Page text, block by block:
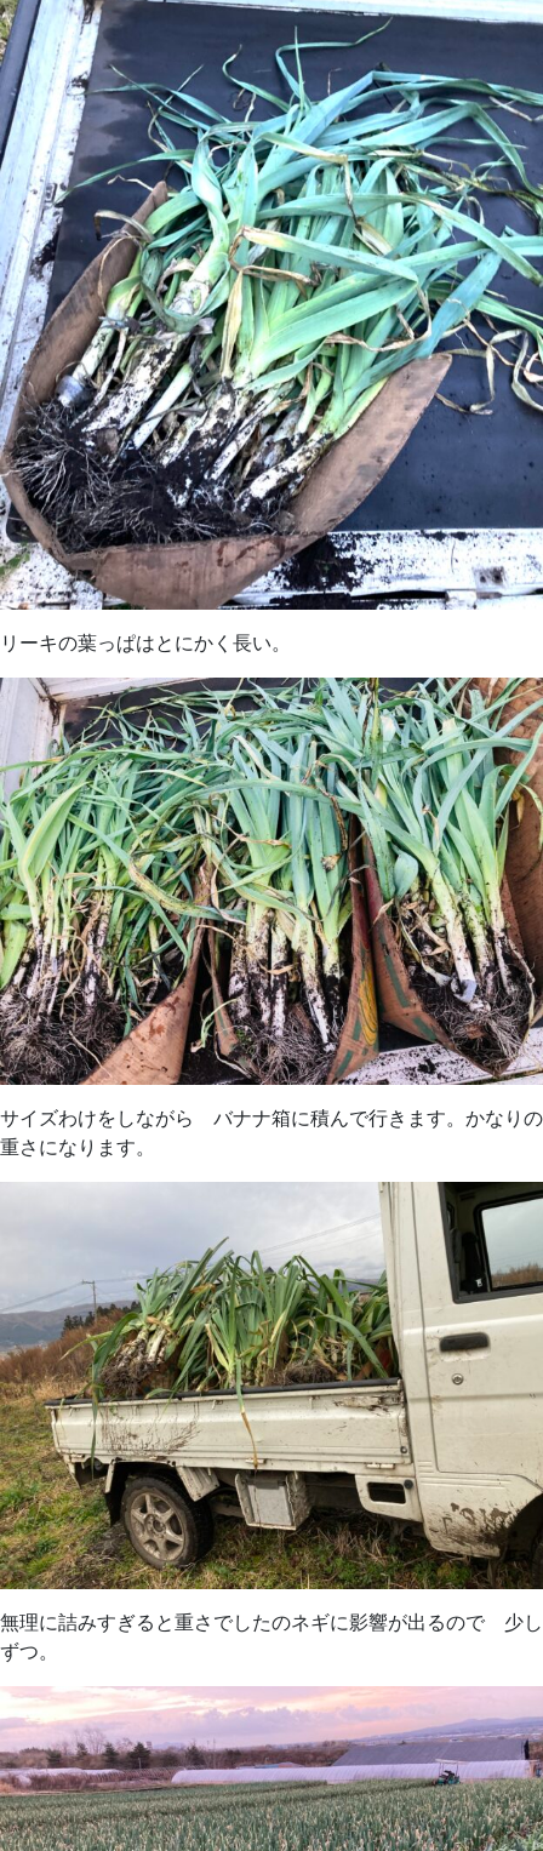
リーキの葉っぱはとにかく長い。
サイズわけをしながら バナナ箱に積んで行きます。かなりの
重さになります。
無理に詰みすぎると重さでしたのネギに影響が出るので 少し
ずつ。